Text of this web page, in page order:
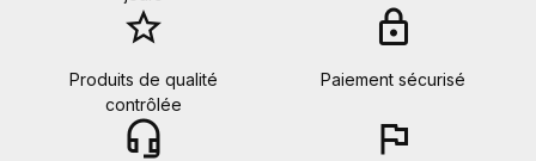
star_border
Produits de qualité
contrôlée
lock
Paiement sécurisé
headset_mic flag